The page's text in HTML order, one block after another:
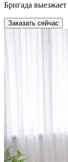
Бригада
Заказать сейчас